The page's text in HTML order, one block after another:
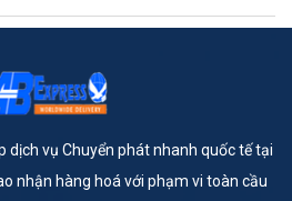
dịch vụ Chuyển phát nhanh quốc tế tại
nhận hàng hoá với phạm vi toàn cầu